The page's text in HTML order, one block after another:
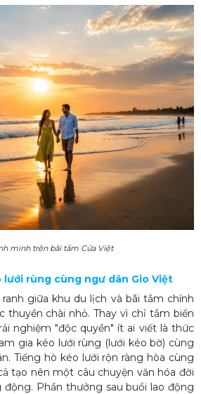
minh trên bãi tắm Cửa Việt
lưới rùng cùng ngư dân Gio Việt
giữa khu du lịch và bãi tắm chính
thuyền chài nhỏ. Thay vì chỉ tắm biển
nghiệm "độc quyền" ít ai viết là thức
gia kéo lưới rùng (lưới kéo bờ) cùng
Tiếng hò kéo lưới rộn ràng hòa cùng
tạo nên một câu chuyện văn hóa đời
Phần thưởng sau buổi lao động